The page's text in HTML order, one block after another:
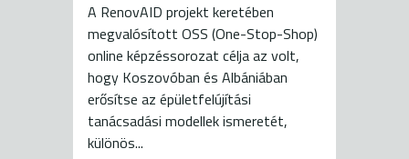
A RenovAID projekt keretében
megvalósított OSS (One-Stop-Shop)
online képzéssorozat célja az volt,
hogy Koszovóban és Albániában
erősítse az épületfelújítási
tanácsadási modellek ismeretét,
különös...